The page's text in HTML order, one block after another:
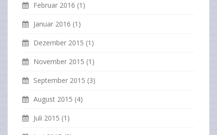
Februar 2016 (1)
Januar 2016 (1)
Dezember 2015 (1)
November 2015 (1)
September 2015 (3)
August 2015 (4)
Juli 2015 (1)